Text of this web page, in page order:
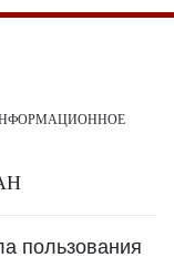
пользования